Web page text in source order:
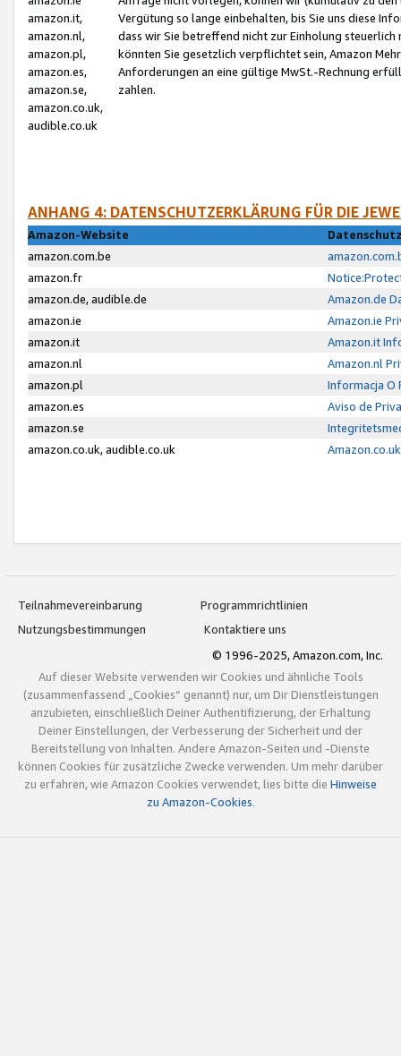
amazon.it,
amazon.nl,
amazon.pl,
amazon.es,
amazon.se,
amazon.co.uk,
audible.co.uk
Vergütung so lange einbehalten, bis Sie uns diese
dass wir Sie betreffend nicht zur Einholung
könnten Sie gesetzlich verpflichtet sein, Amazon
Anforderungen an eine gültige MwSt.-Rechnung
zahlen.
ANHANG 4: DATENSCHUTZERKLÄRUNG FÜR DIE
Amazon-Website
amazon.com.be
amazon.fr
amazon.de, audible.de
Amazon.de
amazon.ie
Amazon.ie
amazon.it
Amazon.it
amazon.nl
Amazon.nl
amazon.pl
Informacja O
amazon.es
Aviso de
amazon.se
amazon.co.uk, audible.co.uk
Teilnahmevereinbarung
Programmrichtlinien
Nutzungsbestimmungen
Kontaktiere uns
© 1996-2025, Amazon.com, Inc.
Auf dieser Website verwenden wir Cookies und ähnliche Tools
(zusammenfassend „Cookies“ genannt) nur, um Dir Dienstleistungen
anzubieten, einschließlich Deiner Authentifizierung, der Erhaltung
Deiner Einstellungen, der Verbesserung der Sicherheit und der
Bereitstellung von Inhalten. Andere Amazon-Seiten und -Dienste
können Cookies für zusätzliche Zwecke verwenden. Um mehr darüber
zu erfahren, wie Amazon Cookies verwendet, lies bitte die Hinweise
zu Amazon-Cookies.